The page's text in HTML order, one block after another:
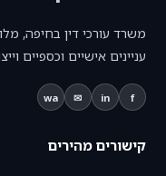
משרד עורכי דין בחיפה,
עניינים אישיים וכספיים
f
in
✉
wa
קישורים מהירים